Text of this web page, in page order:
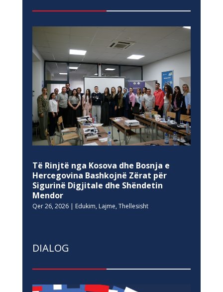
Të Rinjtë nga Kosova dhe Bosnja e
Hercegovina Bashkojnë Zërat për
Sigurinë Digjitale dhe Shëndetin
Mendor
Qer 26, 2026| Edukim, Lajme, Thellesisht
DIALOG